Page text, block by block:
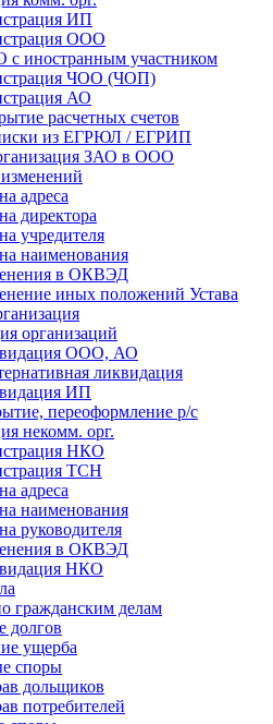
ИП
ООО
иностранным участником
ЧОО (ЧОП)
АО
расчетных счетов
из ЕГРЮЛ / ЕГРИП
ЗАО в ООО
адреса
директора
учредителя
наименования
в ОКВЭД
иных положений Устава
организаций
ООО, АО
ликвидация
ИП
переоформление р/с
некомм. орг.
НКО
ТСН
адреса
наименования
руководителя
в ОКВЭД
НКО
гражданским делам
долгов
ущерба
споры
дольщиков
потребителей